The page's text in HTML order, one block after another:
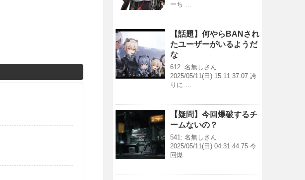
ーち …
【話題】何やらBANされ
たユーザーがいるようだ
な
612: 名無しさん
2025/05/11(日) 15:11:37.07 誇
りに …
【疑問】今回爆破するチ
ームないの？
541: 名無しさん
2025/05/11(日) 04:31:44.75 今
回爆 …